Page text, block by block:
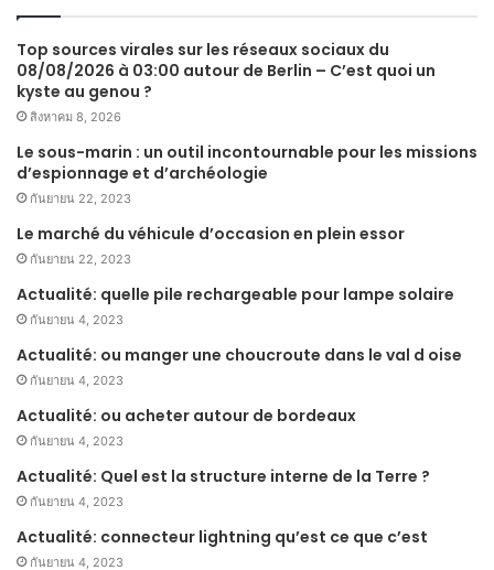
Top sources virales sur les réseaux sociaux du
08/08/2026 à 03:00 autour de Berlin – C’est quoi un
kyste au genou ?
สิงหาคม 8, 2026
Le sous-marin : un outil incontournable pour les missions
d’espionnage et d’archéologie
กันยายน 22, 2023
Le marché du véhicule d’occasion en plein essor
กันยายน 22, 2023
Actualité: quelle pile rechargeable pour lampe solaire
กันยายน 4, 2023
Actualité: ou manger une choucroute dans le val d oise
กันยายน 4, 2023
Actualité: ou acheter autour de bordeaux
กันยายน 4, 2023
Actualité: Quel est la structure interne de la Terre ?
กันยายน 4, 2023
Actualité: connecteur lightning qu’est ce que c’est
กันยายน 4, 2023